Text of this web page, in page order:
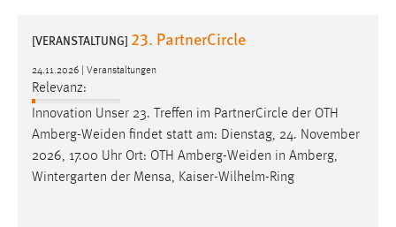
[VERANSTALTUNG] 23. PartnerCircle
24.11.2026 | Veranstaltungen
Relevanz:
Innovation Unser 23. Treffen im PartnerCircle der OTH
Amberg-Weiden findet statt am: Dienstag, 24. November
2026, 17.00 Uhr Ort: OTH Amberg-Weiden in Amberg,
Wintergarten der Mensa, Kaiser-Wilhelm-Ring
Performance
Name:
Zweck:
Für performante Seitenauslieferung wird in diesem Cookie